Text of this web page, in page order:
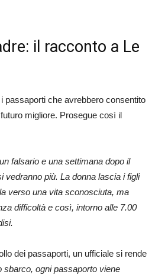
il racconto a Le
passaporti che avrebbero consentito
migliore. Prosegue così il
falsario e una settimana dopo il
vedranno più. La donna lascia i figli
verso una vita sconosciuta, ma
difficoltà e così, intorno alle 7.00
dei passaporti, un ufficiale si rende
sbarco, ogni passaporto viene